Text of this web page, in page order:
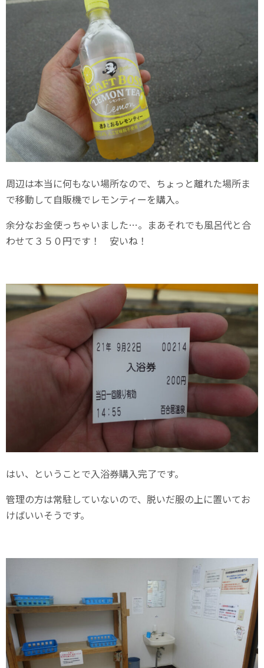
周辺は本当に何もない場所なので、ちょっと離れた場所ま
で移動して自販機でレモンティーを購入。
余分なお金使っちゃいました…。まあそれでも風呂代と合
わせて３５０円です！ 安いね！
はい、ということで入浴券購入完了です。
管理の方は常駐していないので、脱いだ服の上に置いてお
けばいいそうです。